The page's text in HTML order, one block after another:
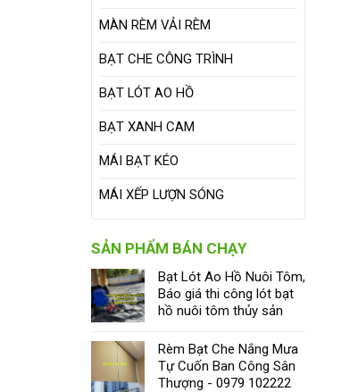
MÀN RÈM VẢI RÈM
BẠT CHE CÔNG TRÌNH
BẠT LÓT AO HỒ
BẠT XANH CAM
MÁI BẠT KÉO
MÁI XẾP LƯỢN SÓNG
SẢN PHẨM BÁN CHẠY
Bạt Lót Ao Hồ Nuôi Tôm,
Báo giá thi công lót bạt
hồ nuôi tôm thủy sản
Rèm Bạt Che Nắng Mưa
Tự Cuốn Ban Công Sân
Thượng - 0979 102222